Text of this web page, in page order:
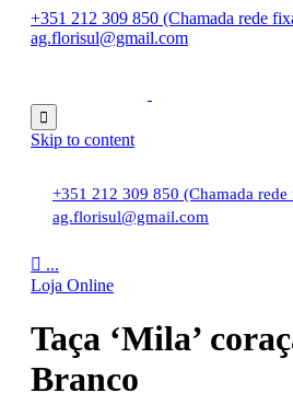
+351 212 309 850 (Chamada rede
ag.florisul@gmail.com

Skip to content
+351 212 309 850 (Chamada
ag.florisul@gmail.com
 ...
Loja Online
Taça ‘Mila’
Branco